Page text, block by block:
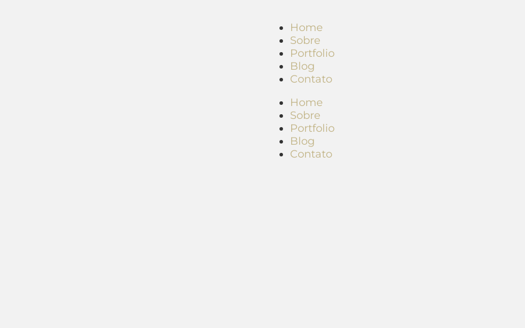
Home
Sobre
Portfolio
Blog
Contato
Home
Sobre
Portfolio
Blog
Contato